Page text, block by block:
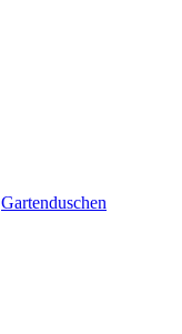
Gartenduschen